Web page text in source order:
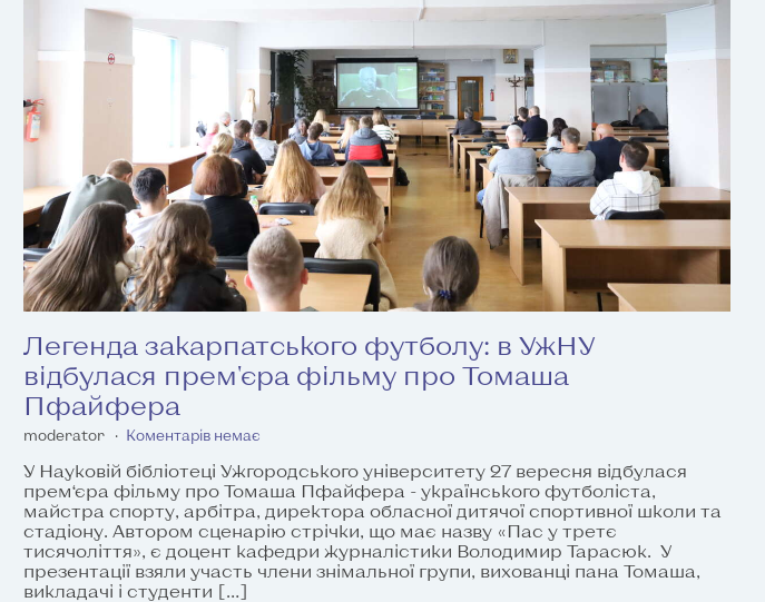
Легенда закарпатського футболу: в УжНУ
відбулася прем'єра фільму про Томаша
Пфайфера
moderator Коментарів немає
У Науковій бібліотеці Ужгородського університету 27 вересня відбулася
прем‘єра фільму про Томаша Пфайфера - українського футболіста,
майстра спорту, арбітра, директора обласної дитячої спортивної школи та
стадіону. Автором сценарію стрічки, що має назву «Пас у третє
тисячоліття», є доцент кафедри журналістики Володимир Тарасюк. У
презентації взяли участь члени знімальної групи, вихованці пана Томаша,
викладачі і студенти […]